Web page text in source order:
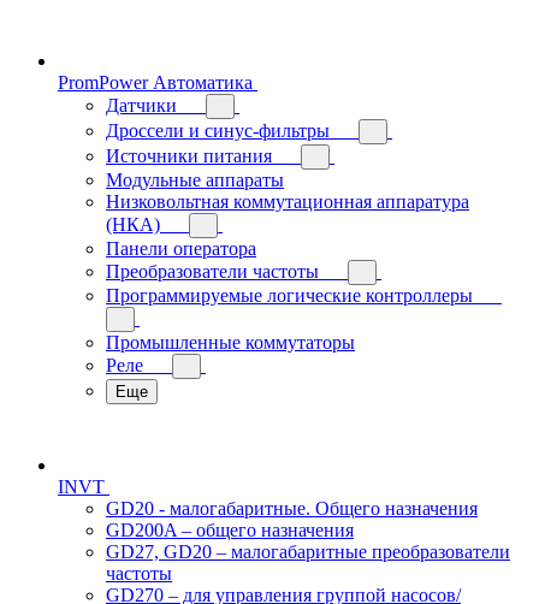
PromPower Автоматика
Датчики
Дроссели и синус-фильтры
Источники питания
Модульные аппараты
Низковольтная коммутационная аппаратура
(НКА)
Панели оператора
Преобразователи частоты
Программируемые логические контроллеры
Промышленные коммутаторы
Реле
Еще
INVT
GD20 - малогабаритные. Общего назначения
GD200A – общего назначения
GD27, GD20 – малогабаритные преобразователи
частоты
GD270 – для управления группой насосов/